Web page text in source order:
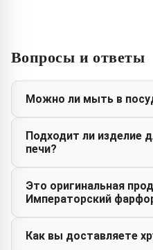
Вопросы и ответы
Можно ли мыть в
Подходит ли изделие
печи?
Это оригинальная
Императорский
Как вы доставляете